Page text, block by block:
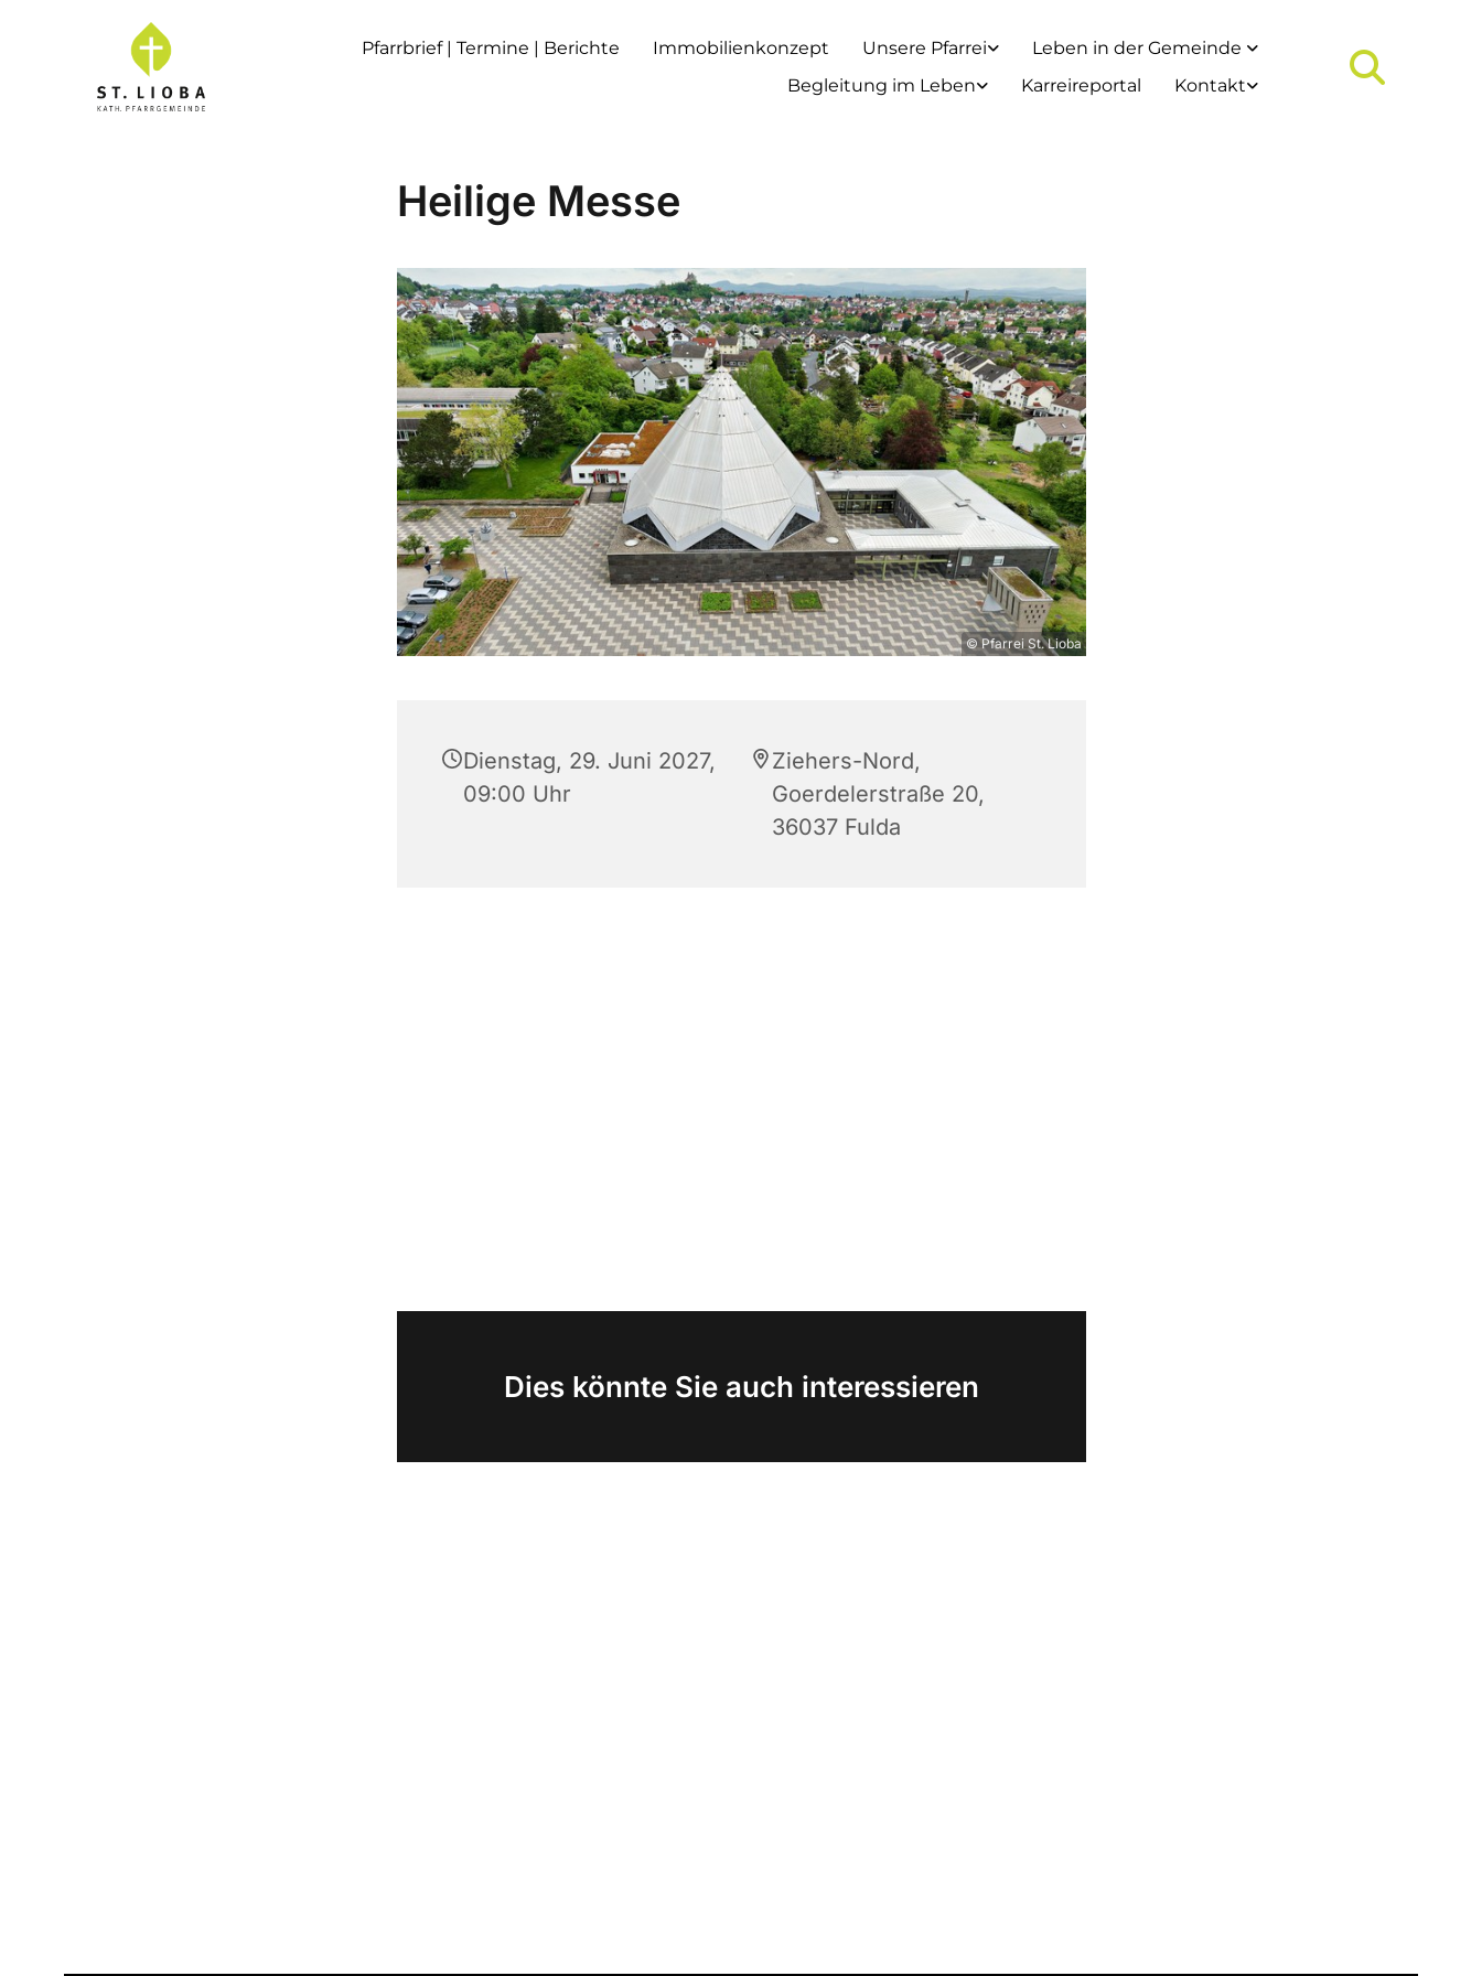
Pfarrbrief | Termine | Berichte Immobilienkonzept Unsere Pfarrei
Leben in der Gemeinde
Begleitung im Leben
Karreireportal Kontakt
Heilige Messe
© Pfarrei St. Lioba
Dienstag, 29. Juni 2027,
09:00 Uhr
Ziehers-Nord,
Goerdelerstraße 20,
36037 Fulda
Dies könnte Sie auch interessieren